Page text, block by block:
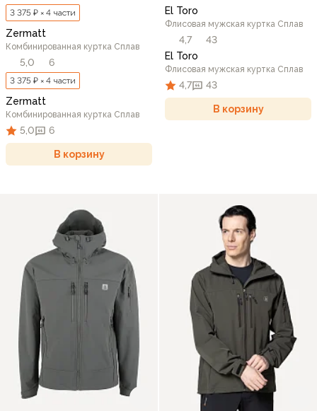
3 375 ₽ × 4 части
Zermatt
Комбинированная куртка Сплав
5,0 6
3 375 ₽ × 4 части
Zermatt
Комбинированная куртка Сплав
5,0 6
В корзину
El Toro
Флисовая мужская куртка Сплав
4,7
43
El Toro
Флисовая мужская куртка Сплав
4,7 43
В корзину